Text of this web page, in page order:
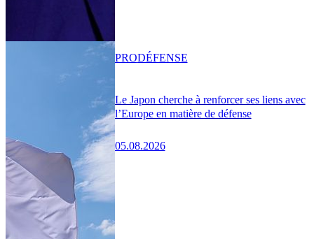
Le Japon cherche à renforcer ses liens avec
l’Europe en matière de défense
05.08.2026
PRODÉFENSE